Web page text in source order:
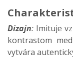
Dizajn: Imituje
kontrastom
vytvára